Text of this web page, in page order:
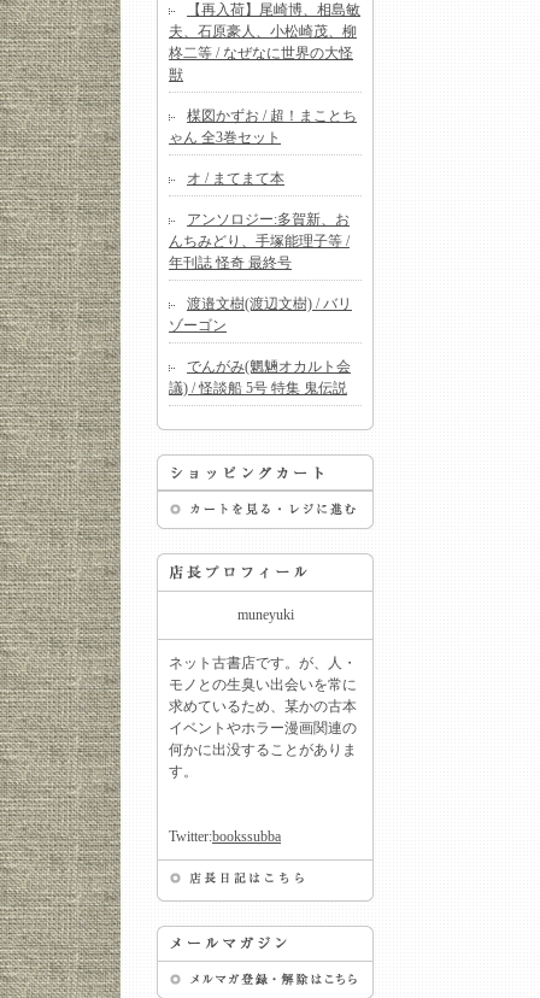
【再入荷】尾崎博、相島敏
夫、石原豪人、小松崎茂、柳
柊二等 / なぜなに世界の大怪
獣
楳図かずお / 超！まことち
ゃん 全3巻セット
オ / まてまて本
アンソロジー:多賀新、お
んちみどり、手塚能理子等 /
年刊誌 怪奇 最終号
渡邉文樹(渡辺文樹) / バリ
ゾーゴン
でんがみ(魍魎オカルト会
議) / 怪談船 5号 特集 鬼伝説
muneyuki
ネット古書店です。が、人・
モノとの生臭い出会いを常に
求めているため、某かの古本
イベントやホラー漫画関連の
何かに出没することがありま
す。
Twitter:bookssubba